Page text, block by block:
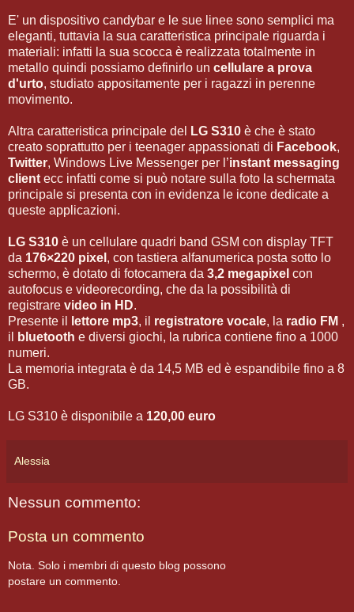
E' un dispositivo candybar e le sue linee sono semplici ma
eleganti, tuttavia la sua caratteristica principale riguarda i
materiali: infatti la sua scocca è realizzata totalmente in
metallo quindi possiamo definirlo un cellulare a prova
d'urto, studiato appositamente per i ragazzi in perenne
movimento.
Altra caratteristica principale del LG S310 è che è stato
creato soprattutto per i teenager appassionati di Facebook,
Twitter, Windows Live Messenger per l’instant messaging
client ecc infatti come si può notare sulla foto la schermata
principale si presenta con in evidenza le icone dedicate a
queste applicazioni.
LG S310 è un cellulare quadri band GSM con display TFT
da 176×220 pixel , con tastiera alfanumerica posta sotto lo
schermo, è dotato di fotocamera da 3,2 megapixel con
autofocus e videorecording, che da la possibilità di
registrare video in HD.
Presente il
lettore mp3, il registratore vocale, la radio FM ,
il
bluetooth e diversi giochi, la rubrica contiene fino a 1000
numeri.
La memoria integrata è da 14,5 MB ed è espandibile fino a 8
GB.
LG S310 è disponibile a 120,00 euro
Alessia
Nessun commento:
Posta un commento
Nota. Solo i membri di questo blog possono
postare un commento.